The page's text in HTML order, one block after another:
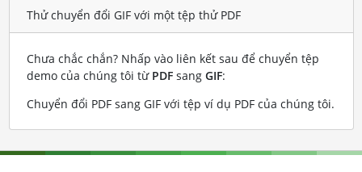
Thử chuyển đổi GIF với một tệp thử PDF
Chưa chắc chắn? Nhấp vào liên kết sau để chuyển tệp
demo của chúng tôi từ PDFsang GIF:
Chuyển đổi PDF sang GIF với tệp ví dụ PDF của chúng tôi.